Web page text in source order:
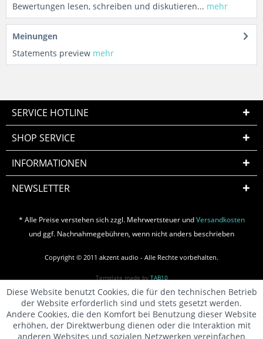
Bewertungen lesen, schreiben und diskutieren... mehr
Meinungen
Statements preview mehr
SERVICE HOTLINE
SHOP SERVICE
INFORMATIONEN
NEWSLETTER
* Alle Preise verstehen sich zzgl. Mehrwertsteuer undVersandkosten
und ggf. Nachnahmegebühren, wenn nicht anders beschrieben
Copyright © 2011 akzent audio - Alle Rechte vorbehalten.
Template made by TAB10
Diese Website benutzt Cookies, die für den technischen Betrieb
der Website erforderlich sind und stets gesetzt werden.
Andere Cookies, die den Komfort bei Benutzung dieser Website
erhöhen, der Direktwerbung dienen oder die Interaktion mit
anderen Websites und sozialen Netzwerken vereinfachen